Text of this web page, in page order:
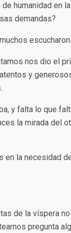
de humanidad en
demandas?
escucharon.
nos dio el
y
y falta lo que
la mirada del
en la necesidad
de la víspera
pregunta